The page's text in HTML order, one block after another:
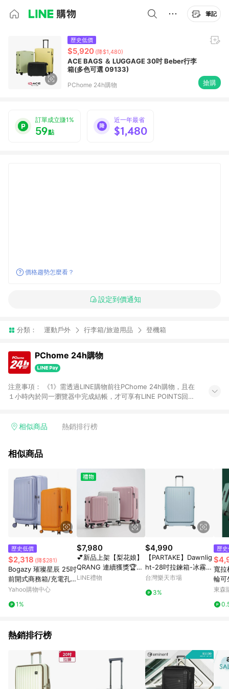
筆記
歷史低價
$5,920 (降$1,480)
ACE BAGS ＆ LUGGAGE 30吋 Beber行李
箱(多色可選 09133)
PChome 24h購物 搶購
訂單成立賺1%
59點
近一年最省
$1,480
價格趨勢怎麼看？
設定到價通知
分類： 運動戶外 行李箱/旅遊用品 登機箱
PChome 24h購物
注意事項： 《1》需透過LINE購物前往PChome 24h購物，且在
１小時內於同一瀏覽器中完成結帳，才可享有LINE POINTS回饋
在點數回饋範圍內。 《3》如取消訂單、退貨、購物中登出
品、票券、訂閱方案、PChome儲值商品、企業專區/企業採購、
值點數、點數/禮物卡 [2025/2/16起適用] - 票券全品項
[2026/6/2起適用] 《5》回饋點數的計算將會排除【訂單活動折
扣 (含折價券折扣)】、【P幣扣抵】、【現金積點扣抵】及【訂單
運費】等金額。 《6》符合LINE POINTS回饋資格之訂單將於商
家訂單頁面標示「LINE回饋」，若無此標示則 不符合回饋LINE
POINTS點數資格亦不得使用點數紅包 。 《7》LINE購物設有
「單一商品最高回饋點數」機制 (特殊活動時開放「回饋無上
限」)，以同一訂單中同一商品不論件數計算，並依訂單成立時間
當下LINE購物所設定的回饋機制為準。 《8》LINE購物為購物資
訊整合性平台，商品資料更新會有時間差，如顯示之商品規格、
顏色、價位、贈品與PChome 24h購物銷售網頁不符，以銷售網
頁標示為準！
相似商品 熱銷排行榜
相似商品
歷史低價
$2,318 (降$281)
Bogazy 璀璨星辰 25吋
前開式商務箱/充電孔/
防爆拉鍊/可加大/海關
Yahoo購物中心
1%
$7,980
💕新品上架【梨花娘】
QRANG 連續獲獎🏆韓
國頂級多功能貼心前置
LINE禮物
$4,990
【PARTAKE】Dawnlig
ht-28吋拉鍊箱-冰霧藍
/個 PT2056B28IB【A
(單一帳號最高1500
台灣樂天市場
3%
歷
寬拉
輪可
行箱
東森
熱銷排行榜